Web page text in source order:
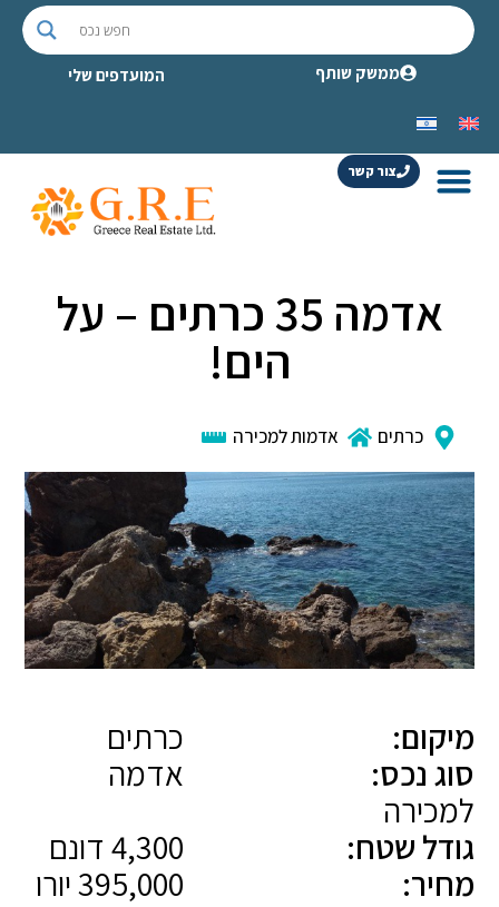
ממשק שותף המועדפים שלי
צור קשר
אדמה 35 כרתים – על
הים!
כרתים אדמות למכירה
מיקום:
כרתים
סוג נכס:
אדמה
למכירה
גודל שטח:
מחיר: